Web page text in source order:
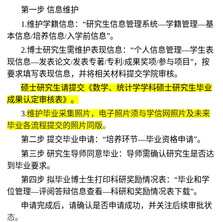
第一步 信息维护
1.维护学籍信息：“研究生信息管理系统—学籍管理—基
本信息/培养信息/ 入学前信息”。
2.博士研究生需维护表现信息：“个人信息管理—学生表
现信息—发表论文/发表专著/专利/成果奖项/参与项目”，按
要求填写表现信息，并将相关材料提交学院审核。
硕士研究生请提交《数学、统计学学科硕士研究生毕业
成果认定审核表》。
3.维护毕业采集照片，电子照片须与学信网照片及未来
毕业各流程提交的照片同版。
第二步 提交毕业申请：“培养环节—毕业资格申请”。
第三步 研究生导师同意毕业：导师需确认研究生是否达
到毕业要求。
第四步 拟毕业博士生打印科研奖励情况表：“毕业和学
位管理—评阅答辩信息查看—科研和奖励情况表下载”。
申请完成后，请确认是否申请成功，并关注后续审批状
态。